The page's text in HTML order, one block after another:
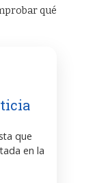
qué
que
en la